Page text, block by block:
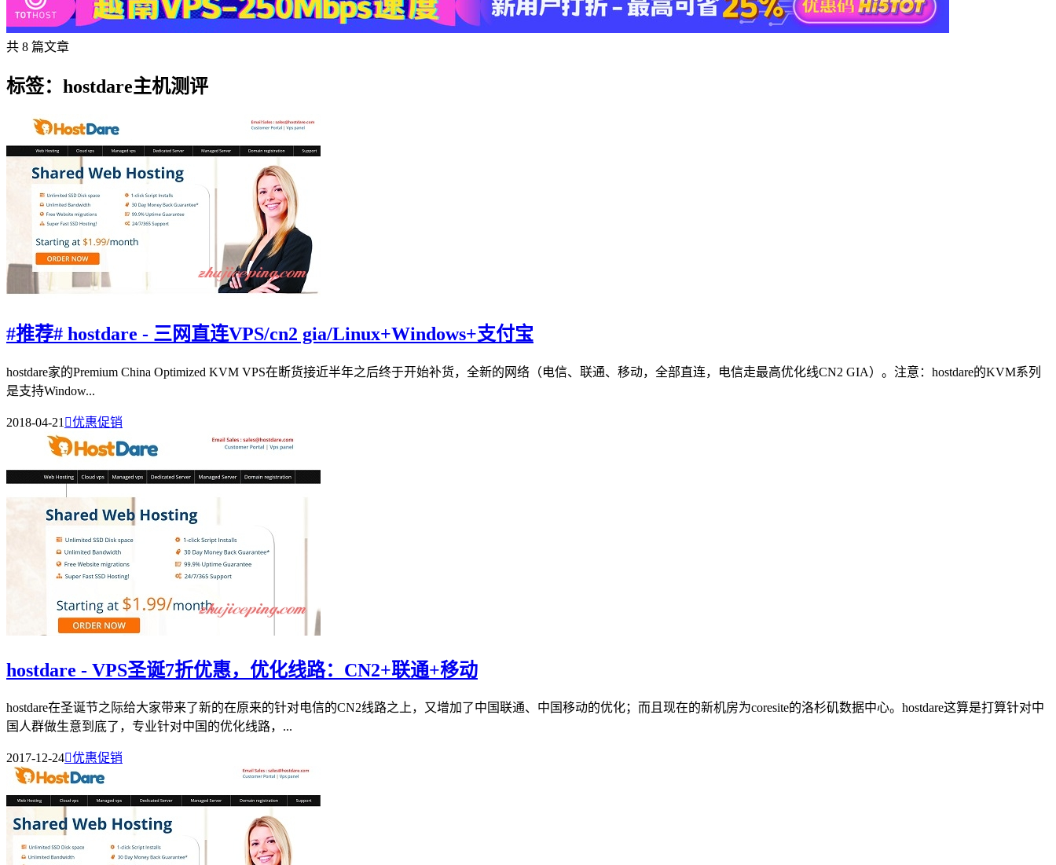
共 8 篇文章
标签：hostdare主机测评
#推荐# hostdare - 三网直连VPS/cn2 gia/Linux+Windows+支付宝
hostdare家的Premium China Optimized KVM VPS在断货接近半年之后终于开始补货，全新的网络（电信、联通、移动，全部直连，电信走最高优化线CN2 GIA）。注意：hostdare的KVM系列
是支持Window...
2018-04-21 优惠促销
hostdare - VPS圣诞7折优惠，优化线路：CN2+联通+移动
hostdare在圣诞节之际给大家带来了新的在原来的针对电信的CN2线路之上，又增加了中国联通、中国移动的优化；而且现在的新机房为coresite的洛杉矶数据中心。hostdare这算是打算针对中
国人群做生意到底了，专业针对中国的优化线路，...
2017-12-24优惠促销